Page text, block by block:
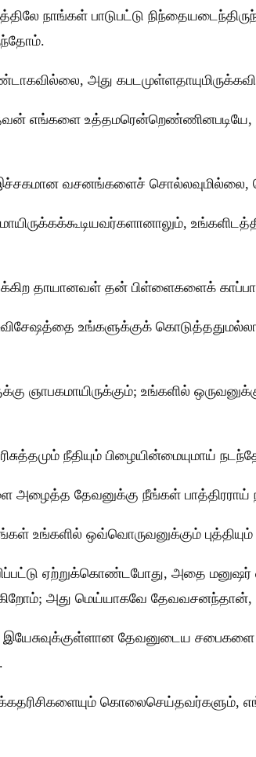
நாங்கள் பாடுபட்டு
அது
எங்களை
இச்சகமான வசனங்களைச்
தாயானவள் தன் பிள்ளைகளைக்
உங்களுக்குக்
ஞாபகமாயிருக்கும்; உங்களில்
நீதியும் பிழையின்மையுமாய்
அழைத்த தேவனுக்கு நீங்கள்
உங்களில் ஒவ்வொருவனுக்கும் புத்தியும்
ஏற்றுக்கொண்டபோது, அதை
அது மெய்யாகவே தேவவசனந்தான்,
இயேசுவுக்குள்ளான தேவனுடைய
கொலைசெய்தவர்களும்,